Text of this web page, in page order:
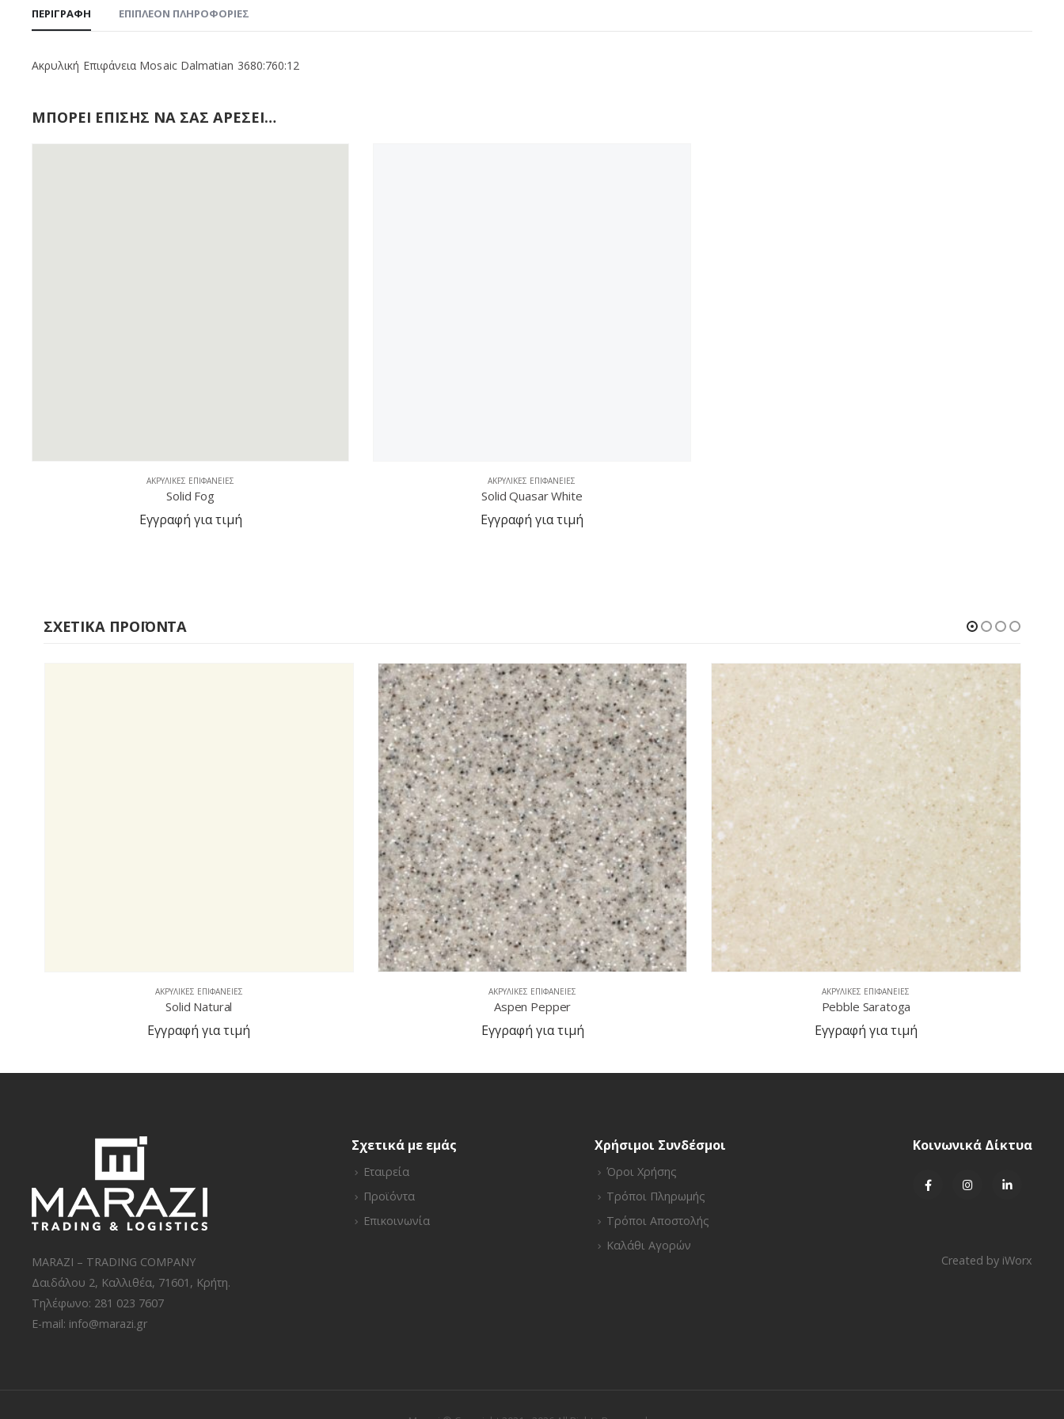
ΠΕΡΙΓΡΑΦΉ ΕΠΙΠΛΈΟΝ ΠΛΗΡΟΦΟΡΊΕΣ
Ακρυλική Επιφάνεια Mosaic Dalmatian 3680:760:12
ΜΠΟΡΕΊ ΕΠΊΣΗΣ ΝΑ ΣΑΣ ΑΡΈΣΕΙ…
ΑΚΡΥΛΙΚΈΣ ΕΠΙΦΆΝΕΙΕΣ
Solid Fog
Εγγραφή για τιμή
ΑΚΡΥΛΙΚΈΣ ΕΠΙΦΆΝΕΙΕΣ
Solid Quasar White
Εγγραφή για τιμή
ΣΧΕΤΙΚΆ ΠΡΟΪΌΝΤΑ
ΑΚΡΥΛΙΚΈΣ ΕΠΙΦΆΝΕΙΕΣ
Aspen Pepper
Εγγραφή για τιμή
ΑΚΡΥΛΙΚΈΣ ΕΠΙΦΆΝΕΙΕΣ
Pebble Saratoga
Εγγραφή για τιμή
ΑΚΡΥΛΙΚΈΣ ΕΠΙΦΆΝΕΙΕΣ
Solid Fog
Εγγραφή για τιμή
MARAZI – TRADING COMPANY
Δαιδάλου 2, Καλλιθέα, 71601, Κρήτη.
Τηλέφωνο: 281 023 7607
E-mail: info@marazi.gr
Σχετικά με εμάς
Εταιρεία
Προϊόντα
Επικοινωνία
Χρήσιμοι Συνδέσμοι
Όροι Χρήσης
Τρόποι Πληρωμής
Τρόποι Αποστολής
Καλάθι Αγορών
Κοινωνικά Δίκτυα
Created by iWorx